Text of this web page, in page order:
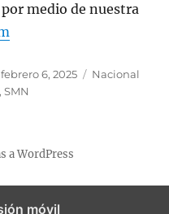
medio de nuestra
P
u
c
o
febrero 6, 2025
C
Nacional
,SMN
a WordPress
móvil